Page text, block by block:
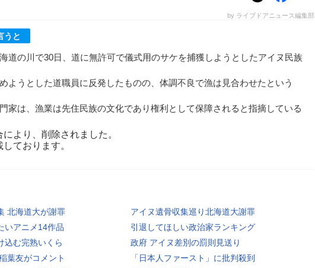
by ライブドアニュース編集部
うと
道の川で30日、道に無許可で儀式用のサケを捕獲しようとしたアイヌ民族
ようとした道職員に反発したものの、体調不良で漁は見合わせたという
家は、漁業は先住民族の文化であり権利として保障されると指摘している
より、削除されました。
ております。
北海道大が謝罪
アイヌ遺骨収集巡り北海道大謝罪
いアニメ14作品
引退してほしい政治家ランキング
込む完熟いくら
政府 アイヌ差別の罰則見送り
葉友がコメント
「日本人ファースト」に批判殺到